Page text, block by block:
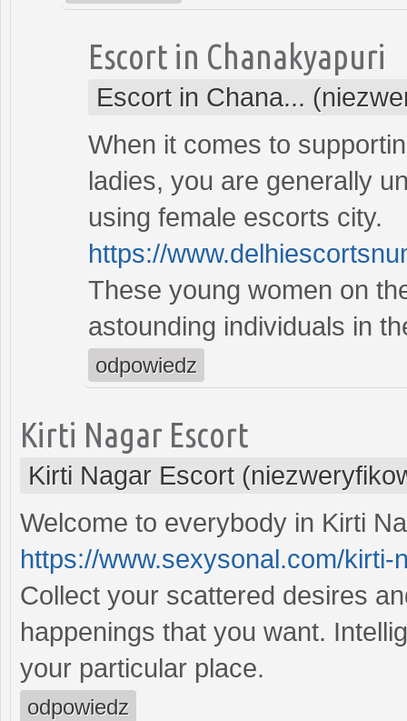
Escort in Chanakyapuri
Escort in Chana...
When it comes to
ladies, you are generally
using female escorts city.
https://
These young women on
astounding individuals in
odpowiedz
Kirti Nagar Escort
Kirti Nagar Escort
Welcome to everybody in Kirti
https://www.sexysonal.com/kirti-
Collect your scattered desires
happenings that you want.
your particular place.
odpowiedz